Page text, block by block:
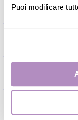
Puoi modificare
―Succhietti
Conservalatte
―Massaggiagengive